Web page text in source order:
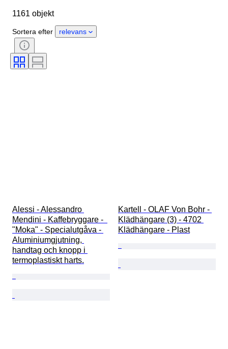
Material
Extra tillbehör
Stil
Signatur
Färg
Konstnär
1161 objekt
Sortera efter relevans
Alessi - Alessandro
Mendini - Kaffebryggare -
"Moka" - Specialutgåva -
Aluminiumgjutning,
handtag och knopp i
termoplastiskt harts.
Kartell - OLAF Von Bohr -
Klädhängare (3) - 4702
Klädhängare - Plast